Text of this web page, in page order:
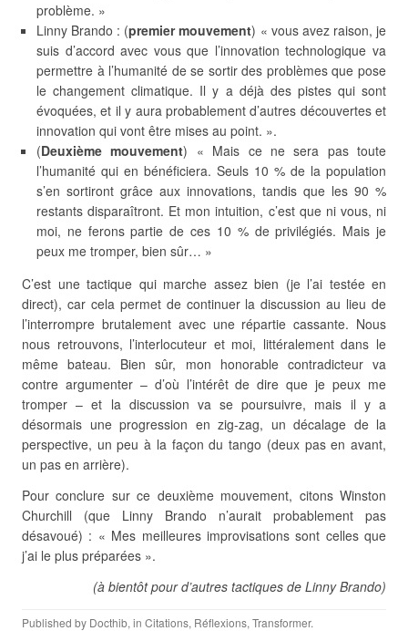
problème. »
Linny Brando : (premier mouvement) « vous avez raison, je
suis d’accord avec vous que l’innovation technologique va
permettre à l’humanité de se sortir des problèmes que pose
le changement climatique. Il y a déjà des pistes qui sont
évoquées, et il y aura probablement d’autres découvertes et
innovation qui vont être mises au point. ».
(Deuxième mouvement) « Mais ce ne sera pas toute
l’humanité qui en bénéficiera. Seuls 10 % de la population
s’en sortiront grâce aux innovations, tandis que les 90 %
restants disparaîtront. Et mon intuition, c’est que ni vous, ni
moi, ne ferons partie de ces 10 % de privilégiés. Mais je
peux me tromper, bien sûr… »
C’est une tactique qui marche assez bien (je l’ai testée en
direct), car cela permet de continuer la discussion au lieu de
l’interrompre brutalement avec une répartie cassante. Nous
nous retrouvons, l’interlocuteur et moi, littéralement dans le
même bateau. Bien sûr, mon honorable contradicteur va
contre argumenter – d’où l’intérêt de dire que je peux me
tromper – et la discussion va se poursuivre, mais il y a
désormais une progression en zig-zag, un décalage de la
perspective, un peu à la façon du tango (deux pas en avant,
un pas en arrière).
Pour conclure sur ce deuxième mouvement, citons Winston
Churchill (que Linny Brando n’aurait probablement pas
désavoué) : « Mes meilleures improvisations sont celles que
j’ai le plus préparées ».
(à bientôt pour d’autres tactiques de Linny Brando)
Published by Docthib, in Citations, Réflexions, Transformer.